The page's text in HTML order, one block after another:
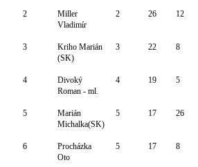
2
Miller
Vladimír
2 26 12
3
Kriho Marián
(SK)
3 22 8
4
Divoký
Roman - ml.
4 19 5
5
Marián
Michalka(SK)
5 17 26
6
Procházka
Oto
5 17 8